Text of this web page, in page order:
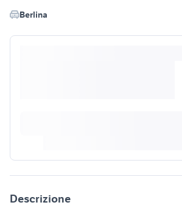
Berlina
Descrizione